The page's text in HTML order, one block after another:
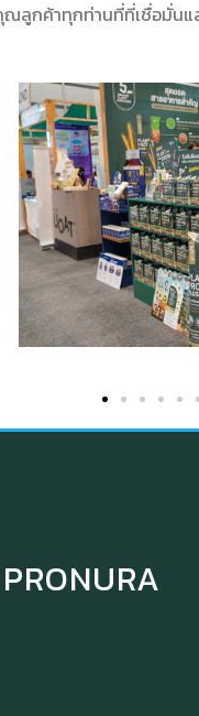
ค้าทุกท่านที่ที่เชื่อมั่นแ